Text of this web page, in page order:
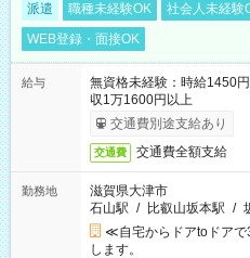
派遣 職種未経験OK 社会人未経験
WEB登録・面接OK
給与
無資格未経験：時給
収1万1600円以上
交通費別途支給あり
交通費 交通費全額支給
勤務地
滋賀県大津市
石山駅 / 比叡山坂本駅 /
≪自宅からドアtoドア
します。